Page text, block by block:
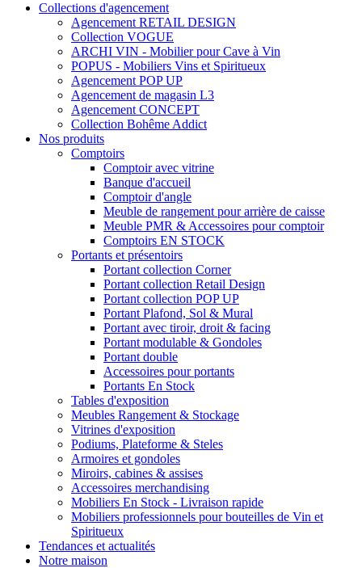
Collections d'agencement
Agencement RETAIL DESIGN
Collection VOGUE
ARCHI VIN - Mobilier pour Cave à Vin
POPUS - Mobiliers Vins et Spiritueux
Agencement POP UP
Agencement de magasin L3
Agencement CONCEPT
Collection Bohême Addict
Nos produits
Comptoirs
Comptoir avec vitrine
Banque d'accueil
Comptoir d'angle
Meuble de rangement pour arrière de caisse
Meuble PMR & Accessoires pour comptoir
Comptoirs EN STOCK
Portants et présentoirs
Portant collection Corner
Portant collection Retail Design
Portant collection POP UP
Portant Plafond, Sol & Mural
Portant avec tiroir, droit & facing
Portant modulable & Gondoles
Portant double
Accessoires pour portants
Portants En Stock
Tables d'exposition
Meubles Rangement & Stockage
Vitrines d'exposition
Podiums, Plateforme & Steles
Armoires et gondoles
Miroirs, cabines & assises
Accessoires merchandising
Mobiliers En Stock - Livraison rapide
Mobiliers professionnels pour bouteilles de Vin et
Spiritueux
Tendances et actualités
Notre maison